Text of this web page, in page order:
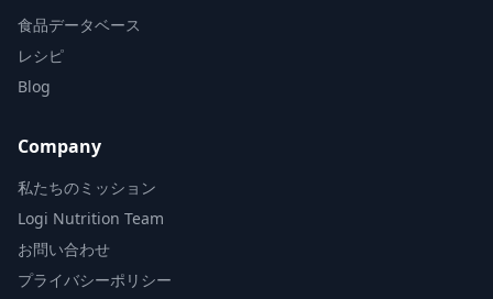
食品データベース
レシピ
Blog
Company
私たちのミッション
Logi Nutrition Team
お問い合わせ
プライバシーポリシー